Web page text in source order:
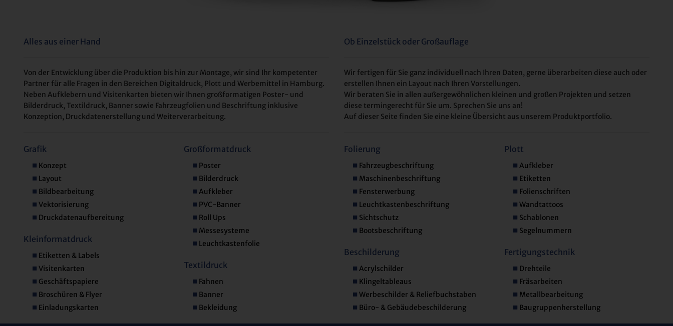
Alles aus einer Hand
Von der Entwicklung über die Produktion bis hin zur Montage, wir sind Ihr kompetenter
Partner für alle Fragen in den Bereichen Digitaldruck, Plott und Werbemittel in Hamburg.
Neben Aufklebern und Visitenkarten bieten wir Ihnen großformatigen Poster- und
Bilderdruck, Textildruck, Banner sowie Fahrzeugfolien und Beschriftung inklusive
Konzeption, Druckdatenerstellung und Weiterverarbeitung.
Ob Einzelstück oder Großauflage
Wir fertigen für Sie ganz individuell nach Ihren Daten, gerne überarbeiten diese auch oder
erstellen Ihnen ein Layout nach Ihren Vorstellungen.
Wir beraten Sie in allen außergewöhnlichen kleinen und großen Projekten und setzen
diese termingerecht für Sie um. Sprechen Sie uns an!
Auf dieser Seite finden Sie eine kleine Übersicht aus unserem Produktportfolio.
Grafik
Konzept
Layout
Bildbearbeitung
Vektorisierung
Druckdatenaufbereitung
Kleinformatdruck
Etiketten & Labels
Visitenkarten
Geschäftspapiere
Broschüren & Flyer
Einladungskarten
Großformatdruck
Poster
Bilderdruck
Aufkleber
PVC-Banner
Roll Ups
Messesysteme
Leuchtkastenfolie
Textildruck
Fahnen
Banner
Bekleidung
Folierung
Fahrzeugbeschriftung
Maschinenbeschriftung
Fensterwerbung
Leuchtkastenbeschriftung
Sichtschutz
Bootsbeschriftung
Beschilderung
Acrylschilder
Klingeltableaus
Werbeschilder & Reliefbuchstaben
Büro- & Gebäudebeschilderung
Plott
Aufkleber
Etiketten
Folienschriften
Wandtattoos
Schablonen
Segelnummern
Fertigungstechnik
Drehteile
Fräsarbeiten
Metallbearbeitung
Baugruppenherstellung